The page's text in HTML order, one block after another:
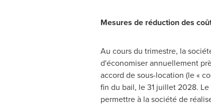
Mesures de réduction des
Au cours du trimestre, la
d'économiser annuellement
accord de sous-location (le «
fin du bail, le 31 juillet 2028.
permettre à la société de